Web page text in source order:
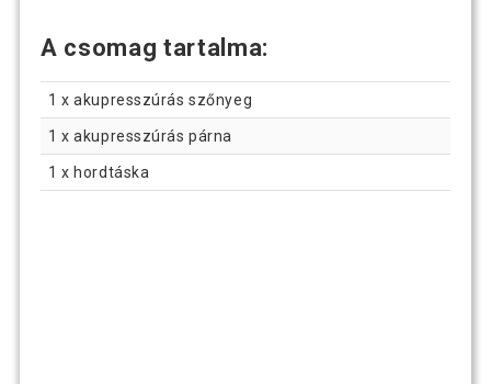
A csomag tartalma:
1 x akupresszúrás szőnyeg
1 x akupresszúrás párna
1 x hordtáska